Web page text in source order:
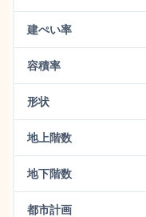
建ぺい率
容積率
形状
地上階数
地下階数
都市計画